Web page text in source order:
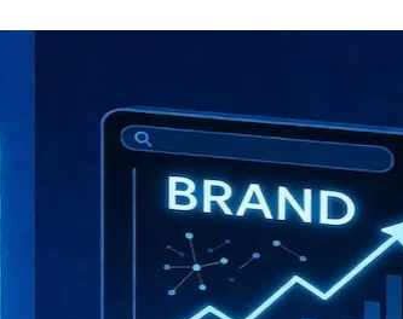
Girişimcilik
Mürsel Ferhat
Rumeli Tv’de Marka
Atölyesi
Oldu